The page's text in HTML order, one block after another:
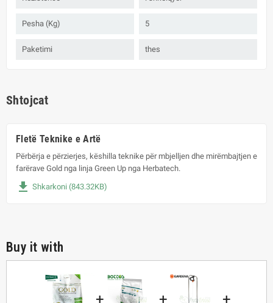
Pesha (Kg) 5
Paketimi thes
Shtojcat
Fletë Teknike e Artë
Përbërja e përzierjes, këshilla teknike për mbjelljen dhe mirëmbajtjen e
farërave Gold nga linja Green Up nga Herbatech.
file_download Shkarkoni (843.32KB)
Buy it with
+ + +